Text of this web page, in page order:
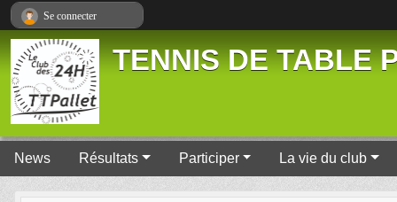
TENNIS DE TABLE
News Résultats Participer La vie du club
Se connecter
Panneau de gestion des cookies